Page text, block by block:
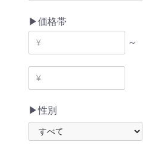
▶価格帯
～
▶性別